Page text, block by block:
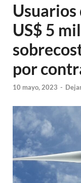
Usuarios
US$ 5
por
10 mayo, 2023 -